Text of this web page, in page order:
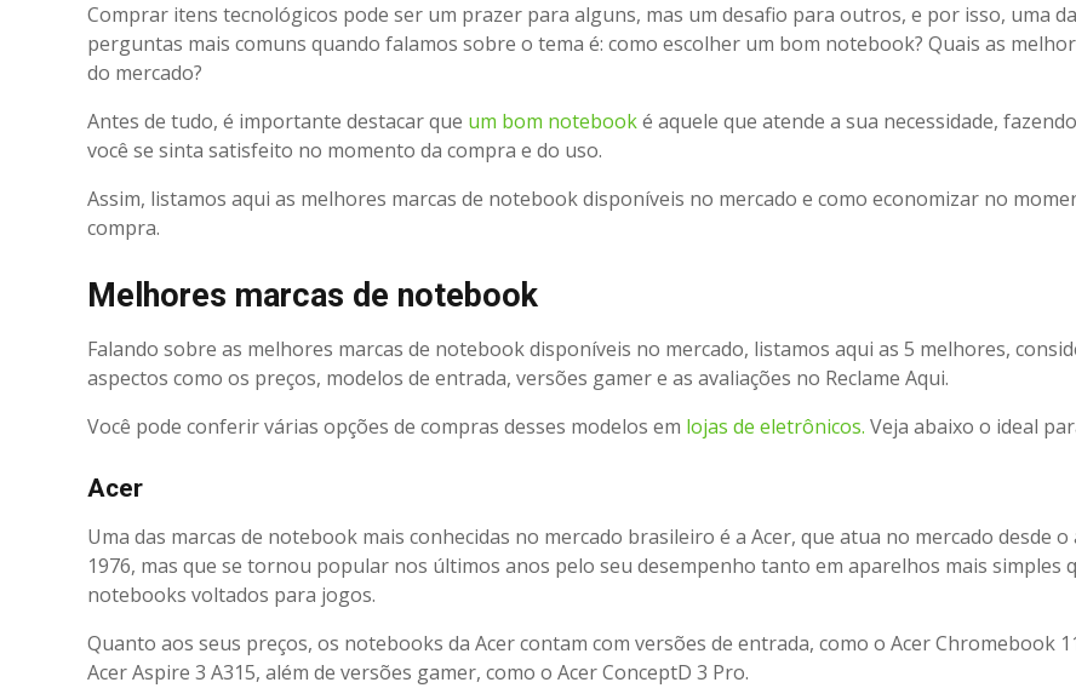
Comprar itens tecnológicos pode ser um prazer para alguns, mas um desafio para outros, e por isso, uma
perguntas mais comuns quando falamos sobre o tema é: como escolher um bom notebook? Quais as
do mercado?
Antes de tudo, é importante destacar que um bom notebooké aquele que atende a sua necessidade,
você se sinta satisfeito no momento da compra e do uso.
Assim, listamos aqui as melhores marcas de notebook disponíveis no mercado e como economizar no
compra.
Melhores marcas de notebook
Falando sobre as melhores marcas de notebook disponíveis no mercado, listamos aqui as 5 melhores,
aspectos como os preços, modelos de entrada, versões gamer e as avaliações no Reclame Aqui.
Você pode conferir várias opções de compras desses modelos em lojas de eletrônicos. Veja abaixo o ideal
Acer
Uma das marcas de notebook mais conhecidas no mercado brasileiro é a Acer, que atua no mercado desde o
1976, mas que se tornou popular nos últimos anos pelo seu desempenho tanto em aparelhos mais simples
notebooks voltados para jogos.
Quanto aos seus preços, os notebooks da Acer contam com versões de entrada, como o Acer Chromebook
Acer Aspire 3 A315, além de versões gamer, como o Acer ConceptD 3 Pro.